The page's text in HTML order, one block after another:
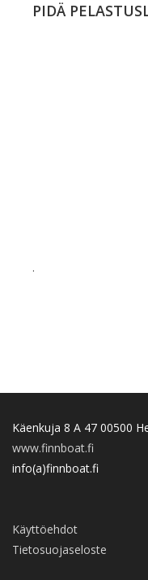
PIDÄ
.
Käenkuja 8 A 47 00500
www.finnboat.fi
info(a)finnboat.fi
Käyttöehdot
Tietosuojaseloste